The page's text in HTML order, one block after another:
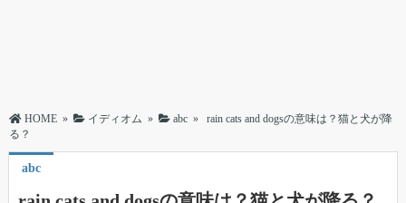
HOME » イディオム » abc »
rain cats and dogsの意味は？猫と犬が降
る？
abc